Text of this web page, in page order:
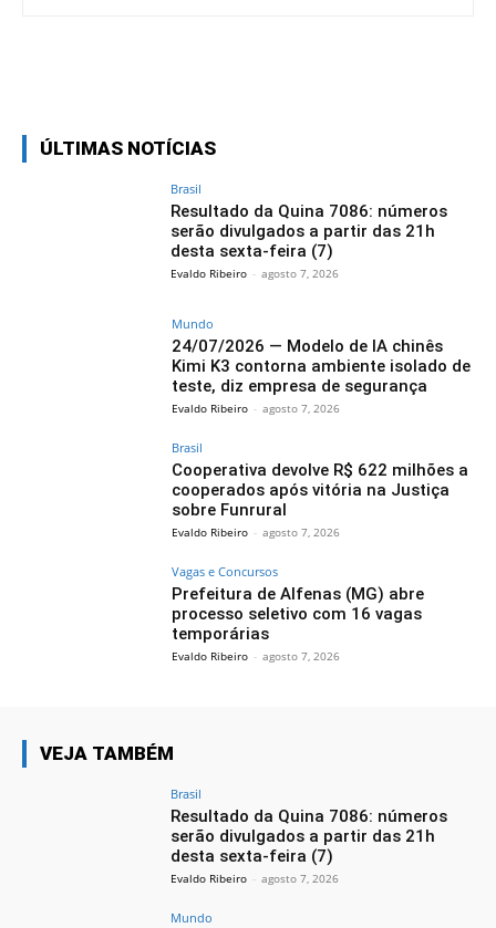
ÚLTIMAS NOTÍCIAS
Brasil
Resultado da Quina 7086: números
serão divulgados a partir das 21h
desta sexta-feira (7)
Evaldo Ribeiro - agosto 7, 2026
Mundo
24/07/2026 — Modelo de IA chinês
Kimi K3 contorna ambiente isolado de
teste, diz empresa de segurança
Evaldo Ribeiro - agosto 7, 2026
Brasil
Cooperativa devolve R$ 622 milhões a
cooperados após vitória na Justiça
sobre Funrural
Evaldo Ribeiro - agosto 7, 2026
Vagas e Concursos
Prefeitura de Alfenas (MG) abre
processo seletivo com 16 vagas
temporárias
Evaldo Ribeiro - agosto 7, 2026
VEJA TAMBÉM
Brasil
Resultado da Quina 7086: números
serão divulgados a partir das 21h
desta sexta-feira (7)
Evaldo Ribeiro - agosto 7, 2026
Mundo